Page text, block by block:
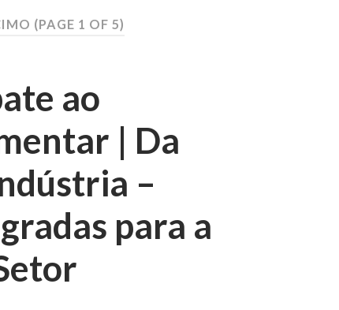
(PAGE 1 OF 5)
ao
| Da
–
para a